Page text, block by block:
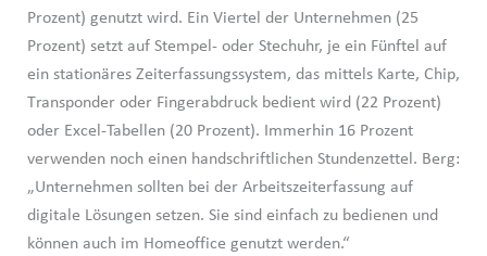
Prozent) genutzt wird. Ein Viertel der Unternehmen (25
Prozent) setzt auf Stempel- oder Stechuhr, je ein Fünftel auf
ein stationäres Zeiterfassungssystem, das mittels Karte, Chip,
Transponder oder Fingerabdruck bedient wird (22 Prozent)
oder Excel-Tabellen (20 Prozent). Immerhin 16 Prozent
verwenden noch einen handschriftlichen Stundenzettel. Berg:
„Unternehmen sollten bei der Arbeitszeiterfassung auf
digitale Lösungen setzen. Sie sind einfach zu bedienen und
können auch im Homeoffice genutzt werden.“